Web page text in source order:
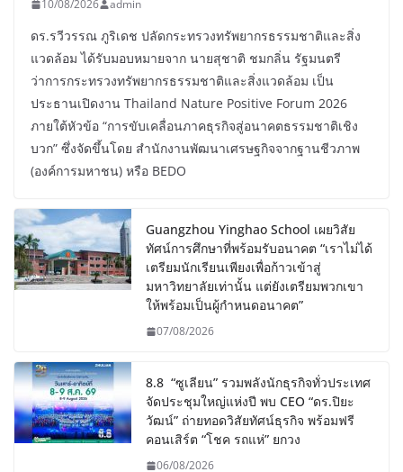
10/08/2026 admin
ดร.รวีวรรณ ภูริเดช ปลัดกระทรวงทรัพยากรธรรมชาติและสิ่ง
แวดล้อม ได้รับมอบหมายจาก นายสุชาติ ชมกลิ่น รัฐมนตรี
ว่าการกระทรวงทรัพยากรธรรมชาติและสิ่งแวดล้อม เป็น
ประธานเปิดงาน Thailand Nature Positive Forum 2026
ภายใต้หัวข้อ “การขับเคลื่อนภาคธุรกิจสู่อนาคตธรรมชาติเชิง
บวก” ซึ่งจัดขึ้นโดย สำนักงานพัฒนาเศรษฐกิจจากฐานชีวภาพ
(องค์การมหาชน) หรือ BEDO
Guangzhou Yinghao School เผยวิสัย
ทัศน์การศึกษาที่พร้อมรับอนาคต “เราไม่ได้
เตรียมนักเรียนเพียงเพื่อก้าวเข้าสู่
มหาวิทยาลัยเท่านั้น แต่ยังเตรียมพวกเขา
ให้พร้อมเป็นผู้กำหนดอนาคต”
07/08/2026
8.8 “ซูเลียน” รวมพลังนักธุรกิจทั่วประเทศ
จัดประชุมใหญ่แห่งปี พบ CEO “ดร.ปิยะ
วัฒน์” ถ่ายทอดวิสัยทัศน์ธุรกิจ พร้อมฟรี
คอนเสิร์ต “โชค รถแห่” ยกวง
06/08/2026